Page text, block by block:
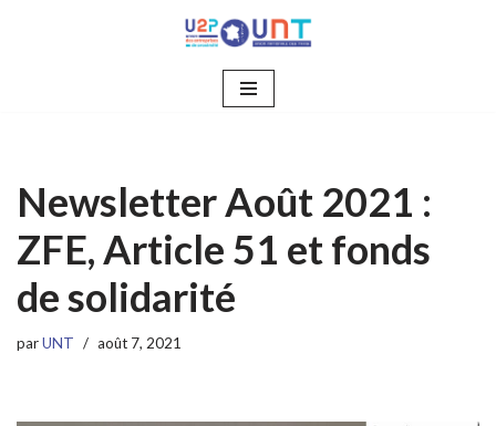
Newsletter Août 2021 :
ZFE, Article 51 et fonds
de solidarité
parUNT août 7, 2021